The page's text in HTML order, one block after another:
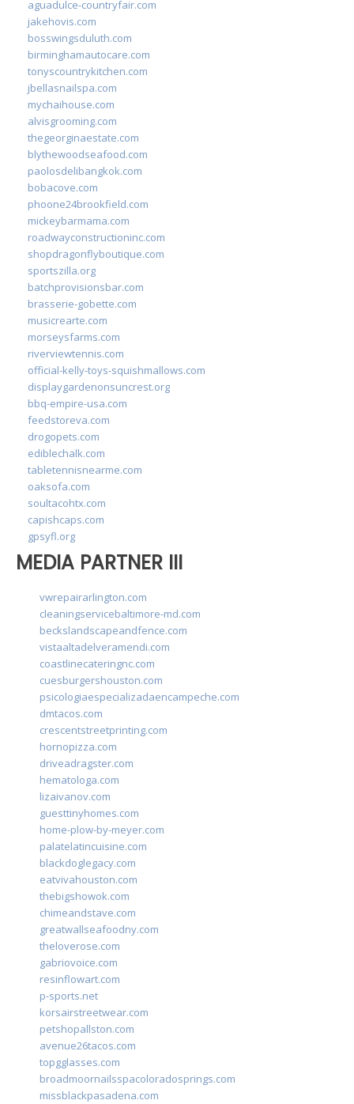
aguadulce-countryfair.com
jakehovis.com
bosswingsduluth.com
birminghamautocare.com
tonyscountrykitchen.com
jbellasnailspa.com
mychaihouse.com
alvisgrooming.com
thegeorginaestate.com
blythewoodseafood.com
paolosdelibangkok.com
bobacove.com
phoone24brookfield.com
mickeybarmama.com
roadwayconstructioninc.com
shopdragonflyboutique.com
sportszilla.org
batchprovisionsbar.com
brasserie-gobette.com
musicrearte.com
morseysfarms.com
riverviewtennis.com
official-kelly-toys-squishmallows.com
displaygardenonsuncrest.org
bbq-empire-usa.com
feedstoreva.com
drogopets.com
ediblechalk.com
tabletennisnearme.com
oaksofa.com
soultacohtx.com
capishcaps.com
gpsyfl.org
MEDIA PARTNER III
vwrepairarlington.com
cleaningservicebaltimore-md.com
beckslandscapeandfence.com
vistaaltadelveramendi.com
coastlinecateringnc.com
cuesburgershouston.com
psicologiaespecializadaencampeche.com
dmtacos.com
crescentstreetprinting.com
hornopizza.com
driveadragster.com
hematologa.com
lizaivanov.com
guesttinyhomes.com
home-plow-by-meyer.com
palatelatincuisine.com
blackdoglegacy.com
eatvivahouston.com
thebigshowok.com
chimeandstave.com
greatwallseafoodny.com
theloverose.com
gabriovoice.com
resinflowart.com
p-sports.net
korsairstreetwear.com
petshopallston.com
avenue26tacos.com
topgglasses.com
broadmoornailsspacoloradosprings.com
missblackpasadena.com